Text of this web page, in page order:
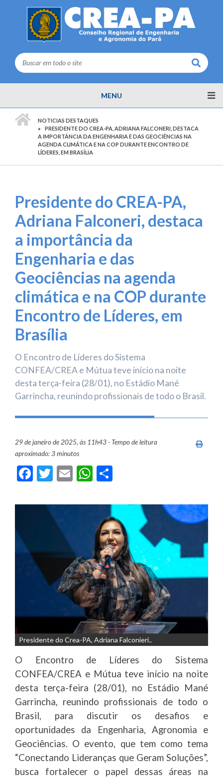
Buscar
MENU
NOTICIAS DESTAQUES
PRESIDENTE DO CREA-PA, ADRIANA FALCONERI, DESTACA
A IMPORTÂNCIA DA ENGENHARIA E DAS GEOCIÊNCIAS NA
AGENDA CLIMÁTICA E NA COP DURANTE ENCONTRO DE
LÍDERES, EM BRASÍLIA
Presidente do CREA-PA,
Adriana Falconeri, destaca
a importância da
Engenharia e das
Geociências na agenda
climática e na COP durante
Encontro de Líderes, em
Brasília
O Encontro de Líderes do Sistema
CONFEA/CREA e Mútua teve início na noite
desta terça-feira (28/01), no Estádio Mané
Garrincha, reunindo profissionais de todo o Brasil.
29 de janeiro de 2025, às 11h43 - Tempo de leitura
aproximado: 3 minutos
Facebook
Twitter
EmailWhatsApp
Presidente do Crea-PA, Adriana Falconieri..
O Encontro de Líderes do Sistema
CONFEA/CREA e Mútua teve início na noite
desta terça-feira (28/01), no Estádio Mané
Garrincha, reunindo profissionais de todo o
Brasil, para discutir os desafios e
oportunidades da Engenharia, Agronomia e
Geociências. O evento, que tem como tema
“Conectando Lideranças que Geram Soluções”,
busca fortalecer o papel dessas áreas na